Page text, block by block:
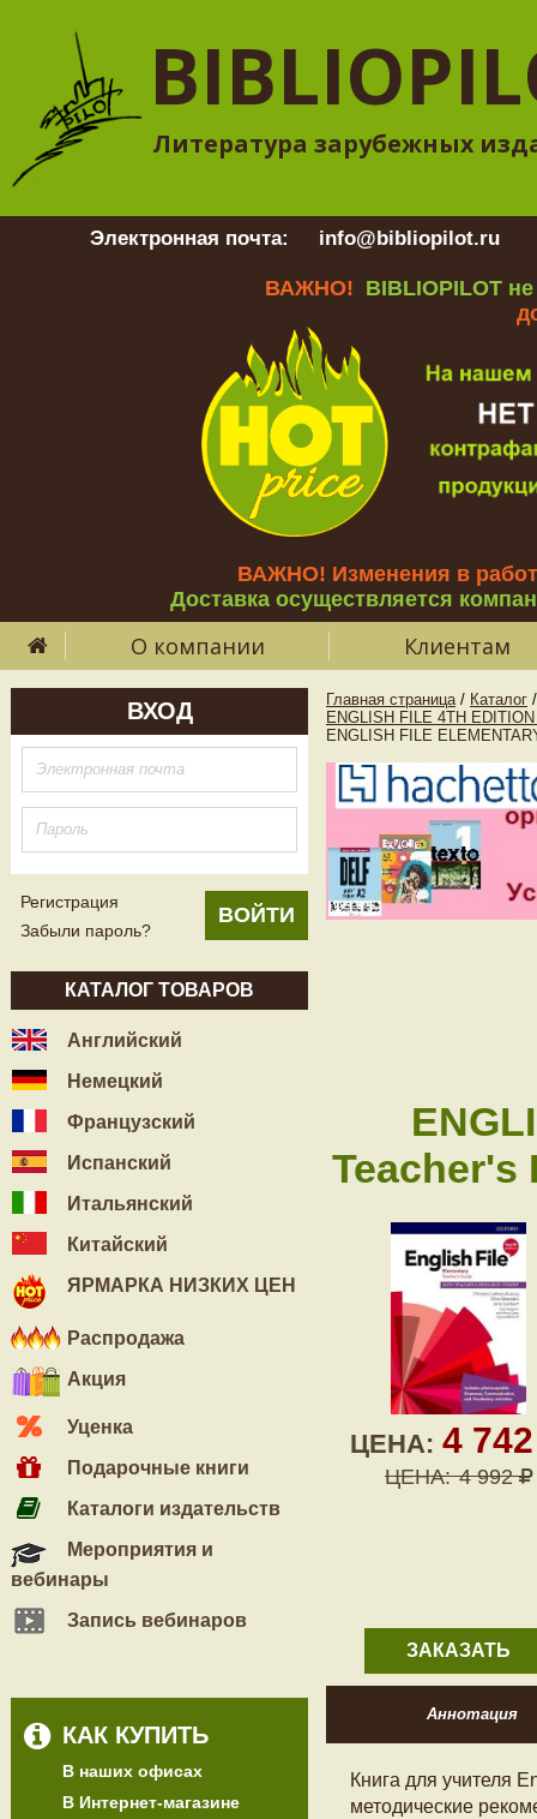
Литература зарубежных
Электронная почта: info@bibliopilot.ru
ВАЖНО! BIBLIOPILOT
ВАЖНО! Изменения в
Доставка осуществляется
О компании Клиентам
ВХОД
Регистрация
Забыли пароль?
КАТАЛОГ ТОВАРОВ
Английский
Немецкий
Французский
Испанский
Итальянский
Китайский
ЯРМАРКА НИЗКИХ ЦЕН
Распродажа
Акция
Уценка
Подарочные книги
Каталоги издательств
Мероприятия и
вебинары
Запись вебинаров
КАК КУПИТЬ
В наших офисах
В Интернет-магазине
Главная страница / Каталог /
ENGLISH FILE 4TH
ENGLISH FILE
Teacher's
ЦЕНА: 4
ЦЕНА: 4 992
ЗАКАЗАТЬ
Аннотация
Книга для учителя
методические